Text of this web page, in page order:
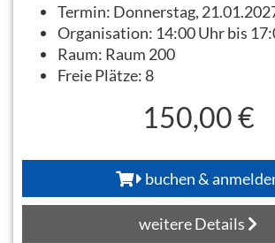
Termin: Donnerstag,
Organisation: 14:00 Uhr bis
Raum: Raum 200
Freie Plätze: 8
150,00 €
buchen &
weitere Details